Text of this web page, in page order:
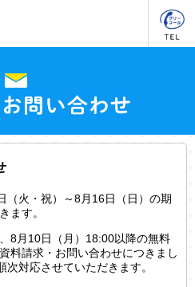
（火・祝）～8月16日（日）の期
ます。
8月10日（月）18:00以降の無料
料請求・お問い合わせにつきまし
対応させていただきます。